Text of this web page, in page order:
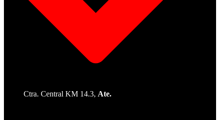
Ctra. Central KM 14.3, Ate.